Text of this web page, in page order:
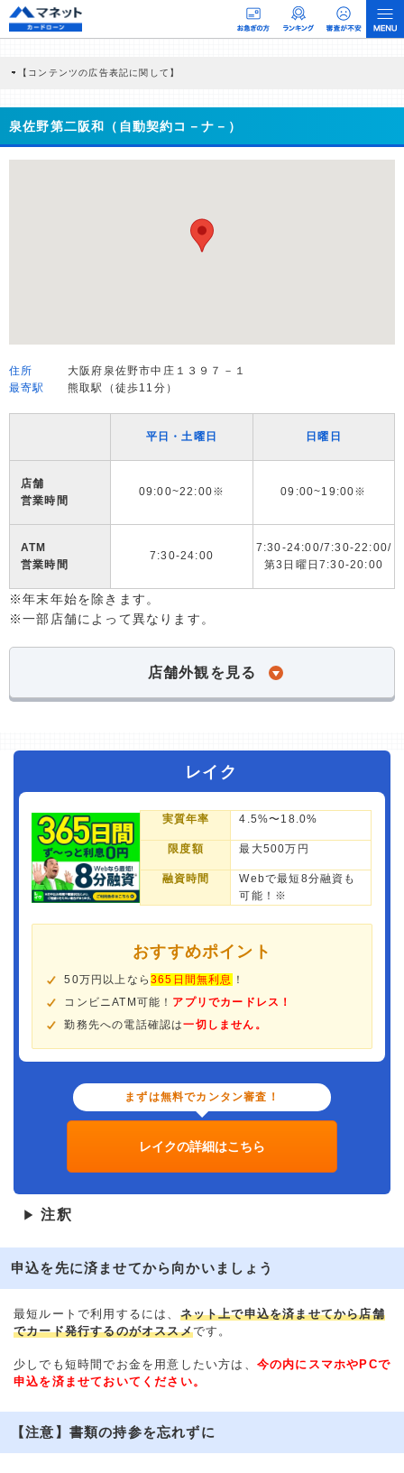
【コンテンツの広告表記に関して】
商品を根拠なくPRするものではなく、当編集部の調査／ユーザーへの口コミ収集な
どに基づき、公平性を担保した情報提供を行っています。
>提携企業一覧
泉佐野第二阪和（自動契約コ－ナ－）
住所
大阪府泉佐野市中庄１３９７－１
最寄駅
熊取駅（徒歩11分）
平日・土曜日 日曜日
店舗
営業時間
09:00~22:00※ 09:00~19:00※
ATM
営業時間
7:30-24:00
7:30-24:00/7:30-22:00/
第3日曜日7:30-20:00
※年末年始を除きます。
※一部店舗によって異なります。
店舗外観を見る
レイク
実質年率 4.5%〜18.0%
限度額 最大500万円
融資時間
Webで最短8分融資も
可能！※
おすすめポイント
50万円以上なら365日間無利息 ！
コンビニATM可能！ アプリでカードレス！
勤務先への電話確認は一切しません。
まずは無料でカンタン審査！
レイクの詳細はこちら
▶ 注釈
申込を先に済ませてから向かいましょう
最短ルートで利用するには、 ネット上で申込を済ませてから店舗
でカード発行するのがオススメです。
少しでも短時間でお金を用意したい方は、 今の内にスマホやPCで
申込を済ませておいてください。
【注意】書類の持参を忘れずに